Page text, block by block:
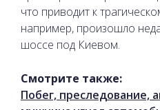
что приводит к
например, произошло
шоссе под Киевом.
Смотрите также:
Побег, преследование,